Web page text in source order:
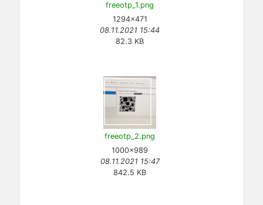
freeotp_1.png
1294×471
08.11.2021 15:44
82.3 KB
freeotp_2.png
1000×989
08.11.2021 15:47
842.5 KB